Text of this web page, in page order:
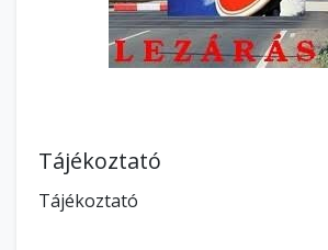
Tájékoztató
Tájékoztató